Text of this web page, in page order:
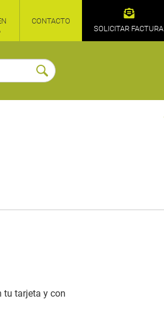
CONTACTO
SOLICITAR FACTURA
tu tarjeta y con